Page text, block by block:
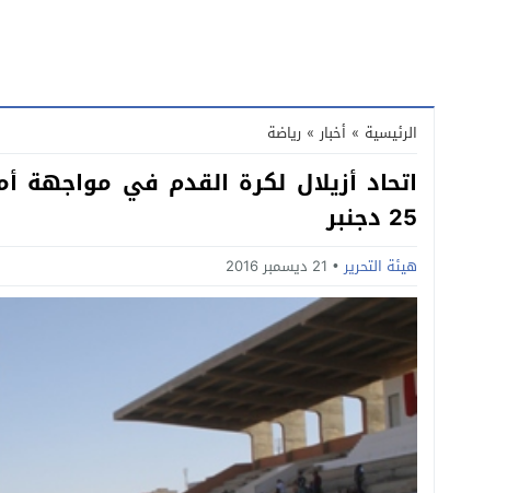
الرئيسية » أخبار » رياضة
اتحاد أزيلال لكرة القدم في مواجهة
25 دجنبر
هيئة التحرير 21 ديسمبر 2016